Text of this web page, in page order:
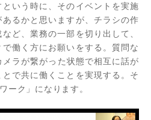
いう時に、そのイベントを実施
るかと思いますが、チラシの作
ど、業務の一部を切り出して、
働く方にお願いをする。質問な
ラが繋がった状態で相互に話が
で共に働くことを実現する。そ
ーク」になります。